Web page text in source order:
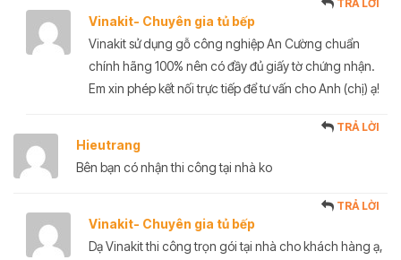
Vinakit- Chuyên gia tủ bếp
TRẢ LỜI
Vinakit sử dụng gỗ công nghiệp An Cường chuẩn
chính hãng 100% nên có đầy đủ giấy tờ chứng nhận.
Em xin phép kết nối trực tiếp để tư vấn cho Anh (chị) ạ!
Hieutrang
TRẢ LỜI
Bên bạn có nhận thi công tại nhà ko
Vinakit- Chuyên gia tủ bếp
TRẢ LỜI
Dạ Vinakit thi công trọn gói tại nhà cho khách hàng ạ,